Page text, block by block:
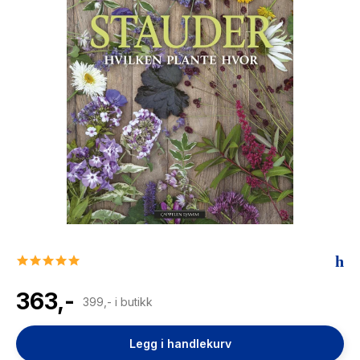
The Housemaid
5.0
rating
363,- 399,- i butikk
Legg i handlekurv